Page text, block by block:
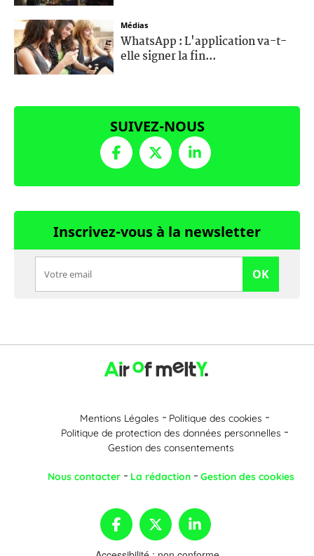
Médias
WhatsApp : L'application va-t-
elle signer la fin...
SUIVEZ-NOUS
Inscrivez-vous à la newsletter
OK
Mentions Légales
Politique des cookies
Politique de protection des données personnelles
Gestion des consentements
Nous contacter La rédaction Gestion des cookies